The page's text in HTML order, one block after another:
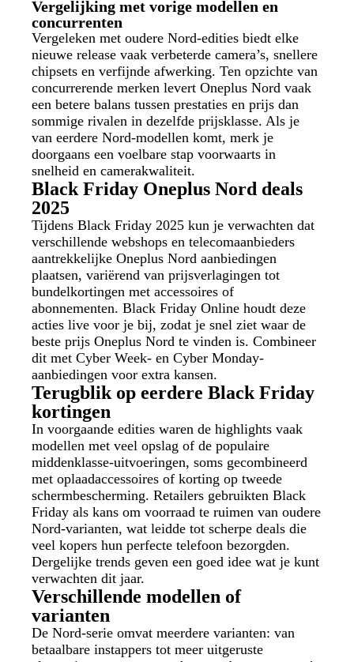
Vergelijking met vorige modellen en
concurrenten
Vergeleken met oudere Nord-edities biedt elke
nieuwe release vaak verbeterde camera’s, snellere
chipsets en verfijnde afwerking. Ten opzichte van
concurrerende merken levert Oneplus Nord vaak
een betere balans tussen prestaties en prijs dan
sommige rivalen in dezelfde prijsklasse. Als je
van eerdere Nord-modellen komt, merk je
doorgaans een voelbare stap voorwaarts in
snelheid en camerakwaliteit.
Black Friday Oneplus Nord deals
2025
Tijdens Black Friday 2025 kun je verwachten dat
verschillende webshops en telecomaanbieders
aantrekkelijke Oneplus Nord aanbiedingen
plaatsen, variërend van prijsverlagingen tot
bundelkortingen met accessoires of
abonnementen. Black Friday Online houdt deze
acties live voor je bij, zodat je snel ziet waar de
beste prijs Oneplus Nord te vinden is. Combineer
dit met Cyber Week- en Cyber Monday-
aanbiedingen voor extra kansen.
Terugblik op eerdere Black Friday
kortingen
In voorgaande edities waren de highlights vaak
modellen met veel opslag of de populaire
middenklasse-uitvoeringen, soms gecombineerd
met oplaadaccessoires of korting op tweede
schermbescherming. Retailers gebruikten Black
Friday als kans om voorraad te ruimen van oudere
Nord-varianten, wat leidde tot scherpe deals die
veel kopers hun perfecte telefoon bezorgden.
Dergelijke trends geven een goed idee wat je kunt
verwachten dit jaar.
Verschillende modellen of
varianten
De Nord-serie omvat meerdere varianten: van
betaalbare instappers tot meer uitgeruste